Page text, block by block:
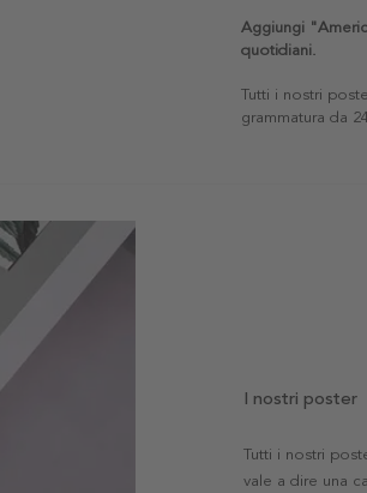
Aggiungi
quotidiani.
Tutti i nostri
grammatura da
I nostri poster
Tutti i nostri
vale a dire una